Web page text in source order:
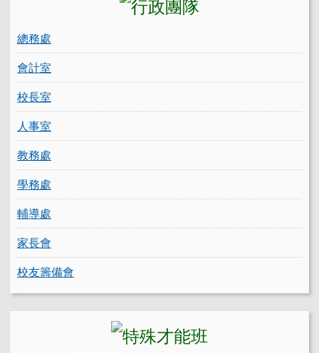
總務處
會計室
校長室
人事室
教務處
學務處
輔導處
家長會
校友籌備會